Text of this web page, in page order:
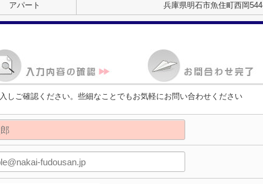
アパート 兵庫県明石市魚住町西岡
しご確認ください。些細なことでもお気軽にお問い合わせください